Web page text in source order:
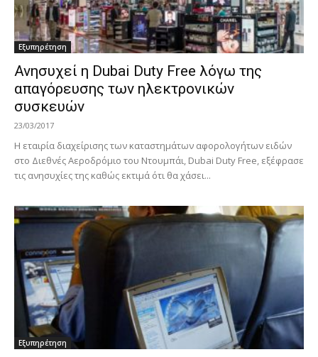
Εξυπηρέτηση
Ανησυχεί η Dubai Duty Free λόγω της
απαγόρευσης των ηλεκτρονικών
συσκευών
23/03/2017
Η εταιρία διαχείρισης των καταστημάτων αφορολογήτων ειδών
στο Διεθνές Αεροδρόμιο του Ντουμπάι, Dubai Duty Free, εξέφρασε
τις ανησυχίες της καθώς εκτιμά ότι θα χάσει...
Εξυπηρέτηση